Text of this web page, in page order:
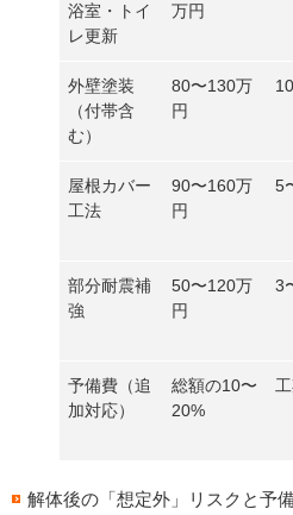
浴室・トイ
レ更新
万円
外壁塗装
（付帯含
む）
80〜130万
円
屋根カバー
工法
90〜160万
円
5
部分耐震補
強
50〜120万
円
3
予備費（追
加対応）
総額の10〜
20%
解体後の「想定外」リスクと予